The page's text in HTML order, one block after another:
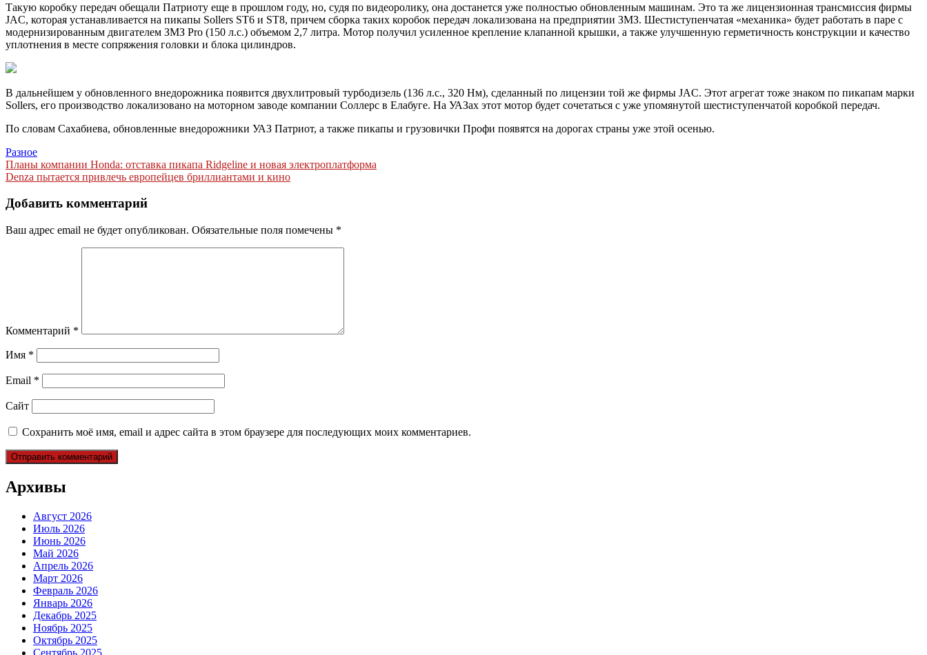
Такую коробку передач обещали Патриоту еще в прошлом году, но, судя по видеоролику, она достанется уже полностью обновленным машинам. Это та же лицензионная трансмиссия фирмы
JAC, которая устанавливается на пикапы Sollers ST6 и ST8, причем сборка таких коробок передач локализована на предприятии ЗМЗ. Шестиступенчатая «механика» будет работать в паре с
модернизированным двигателем ЗМЗ Pro (150 л.с.) объемом 2,7 литра. Мотор получил усиленное крепление клапанной крышки, а также улучшенную герметичность конструкции и качество
уплотнения в месте сопряжения головки и блока цилиндров.
В дальнейшем у обновленного внедорожника появится двухлитровый турбодизель (136 л.с., 320 Нм), сделанный по лицензии той же фирмы JAC. Этот агрегат тоже знаком по пикапам марки
Sollers, его производство локализовано на моторном заводе компании Соллерс в Елабуге. На УАЗах этот мотор будет сочетаться с уже упомянутой шестиступенчатой коробкой передач.
По словам Сахабиева, обновленные внедорожники УАЗ Патриот, а также пикапы и грузовички Профи появятся на дорогах страны уже этой осенью.
Разное
Навигация
по
записям
Планы компании Honda: отставка пикапа Ridgeline и новая электроплатформа
Denza пытается привлечь европейцев бриллиантами и кино
Добавить комментарий
Ваш адрес email не будет опубликован. Обязательные поля помечены *
Комментарий *
Имя *
Email *
Сайт
Сохранить моё имя, email и адрес сайта в этом браузере для последующих моих комментариев.
Архивы
Август 2026
Июль 2026
Июнь 2026
Май 2026
Апрель 2026
Март 2026
Февраль 2026
Январь 2026
Декабрь 2025
Ноябрь 2025
Октябрь 2025
Сентябрь 2025